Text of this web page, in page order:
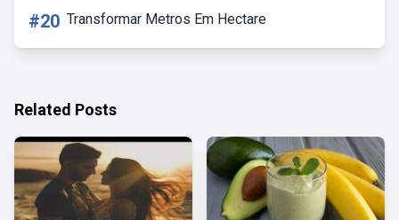
#20 Transformar Metros Em Hectare
Related Posts